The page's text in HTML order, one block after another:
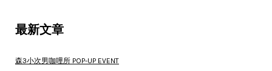
最新文章
森3小次男咖哩所 POP-UP EVENT